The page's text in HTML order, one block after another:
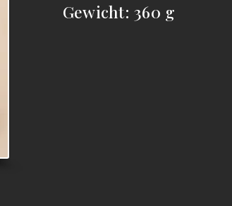
Gewicht: 360 g